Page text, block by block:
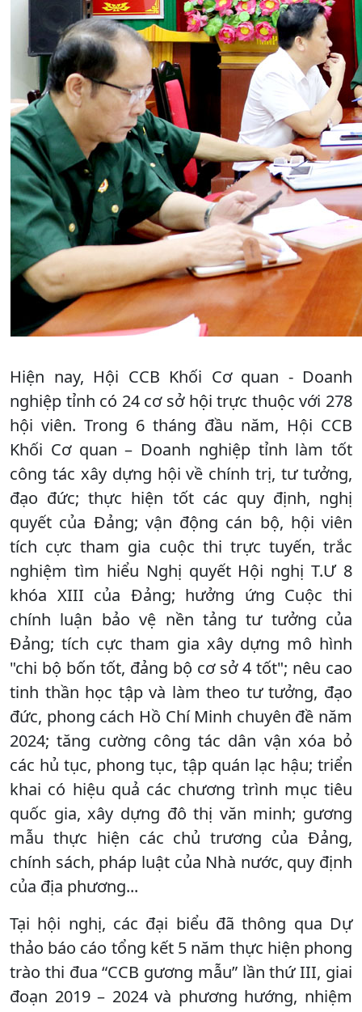
Hiện nay, Hội CCB Khối Cơ quan - Doanh
nghiệp tỉnh có 24 cơ sở hội trực thuộc với 278
hội viên. Trong 6 tháng đầu năm, Hội CCB
Khối Cơ quan – Doanh nghiệp tỉnh làm tốt
công tác xây dựng hội về chính trị, tư tưởng,
đạo đức; thực hiện tốt các quy định, nghị
quyết của Đảng; vận động cán bộ, hội viên
tích cực tham gia cuộc thi trực tuyến, trắc
nghiệm tìm hiểu Nghị quyết Hội nghị T.Ư 8
khóa XIII của Đảng; hưởng ứng Cuộc thi
chính luận bảo vệ nền tảng tư tưởng của
Đảng; tích cực tham gia xây dựng mô hình
"chi bộ bốn tốt, đảng bộ cơ sở 4 tốt"; nêu cao
tinh thần học tập và làm theo tư tưởng, đạo
đức, phong cách Hồ Chí Minh chuyên đề năm
2024; tăng cường công tác dân vận xóa bỏ
các hủ tục, phong tục, tập quán lạc hậu; triển
khai có hiệu quả các chương trình mục tiêu
quốc gia, xây dựng đô thị văn minh; gương
mẫu thực hiện các chủ trương của Đảng,
chính sách, pháp luật của Nhà nước, quy định
của địa phương...
Tại hội nghị, các đại biểu đã thông qua Dự
thảo báo cáo tổng kết 5 năm thực hiện phong
trào thi đua “CCB gương mẫu” lần thứ III, giai
đoạn 2019 – 2024 và phương hướng, nhiệm